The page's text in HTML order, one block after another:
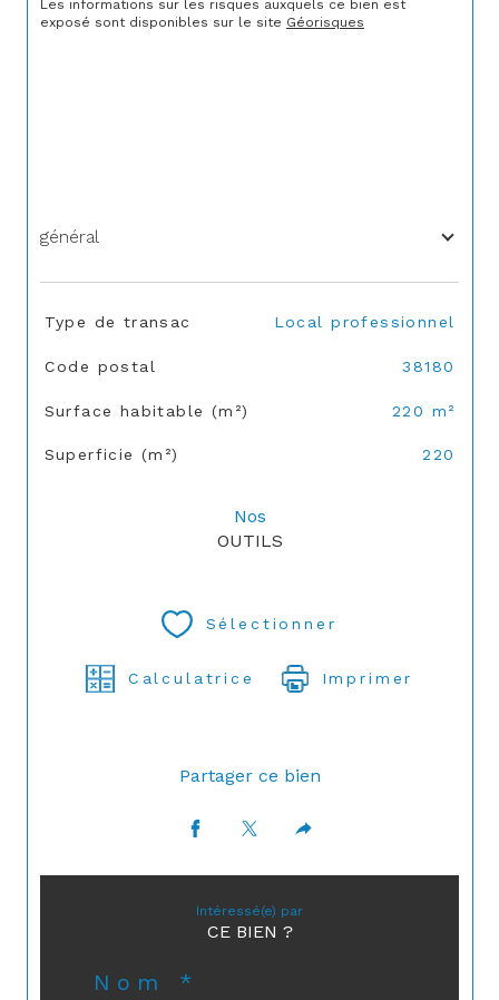
Les informations sur les risques auxquels ce bien est
exposé sont disponibles sur le site Géorisques
général
TRAD_SIROCCO_Caracteristique Valeurs
Type de transac Local professionnel
Code postal 38180
Surface habitable (m²) 220 m²
Superficie (m²) 220
Nos
OUTILS
Sélectionner
Calculatrice Imprimer
Partager ce bien
Intéressé(e) par
CE BIEN ?
Nom *